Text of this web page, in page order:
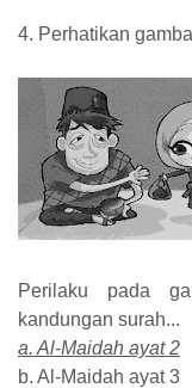
4. Perhatikan
Perilaku pada
kandungan surah...
a. Al-Maidah ayat 2
b. Al-Maidah ayat 3